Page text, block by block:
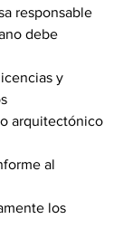
responsable
debe
y
arquitectónico
al
los